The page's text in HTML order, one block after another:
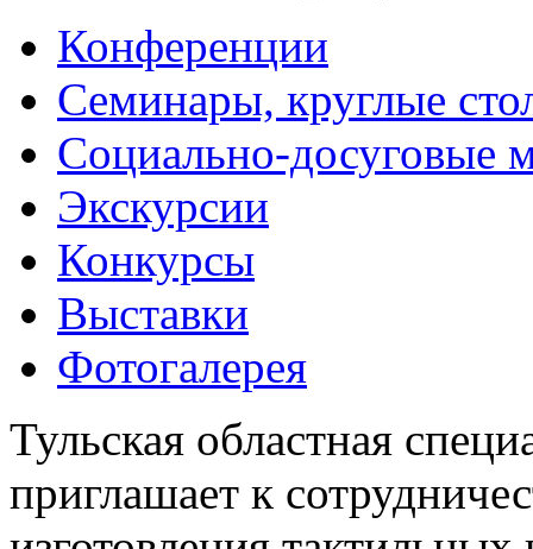
Конференции
Семинары, круглые
Социально-досуговые
Экскурсии
Конкурсы
Выставки
Фотогалерея
Тульская областная
приглашает к